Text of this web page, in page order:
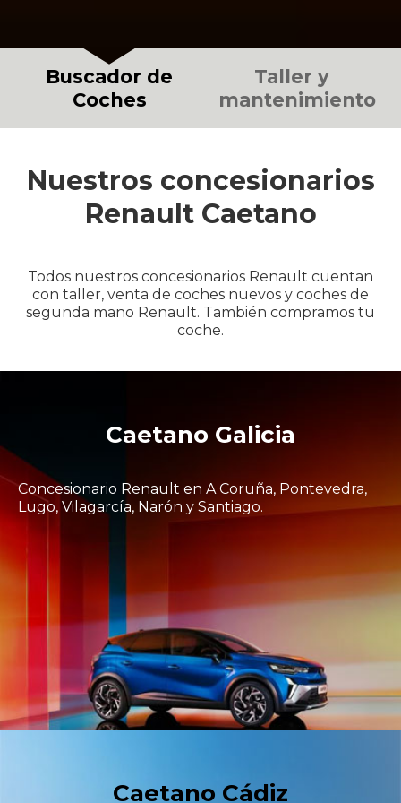
Buscador de
Coches
Taller y
mantenimiento
Nuestros concesionarios
Renault Caetano
Todos nuestros concesionarios Renault cuentan
con taller, venta de coches nuevos y coches de
segunda mano Renault. También compramos tu
coche.
Caetano Galicia
Concesionario Renault en A Coruña, Pontevedra,
Lugo, Vilagarcía, Narón y Santiago.
Caetano Cádiz